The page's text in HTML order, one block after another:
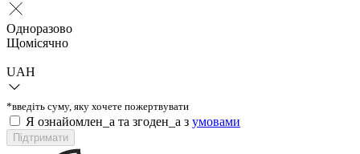
Одноразово
Щомісячно
UAH
*введіть суму, яку хочете пожертвувати
Я ознайомлен_а та згоден_а з умовами
Підтримати